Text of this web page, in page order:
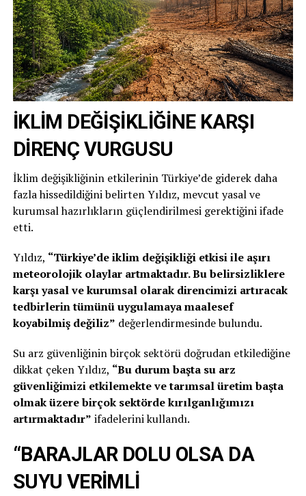
İKLİM DEĞİŞİKLİĞİNE KARŞI
DİRENÇ VURGUSU
İklim değişikliğinin etkilerinin Türkiye’de giderek daha
fazla hissedildiğini belirten Yıldız, mevcut yasal ve
kurumsal hazırlıkların güçlendirilmesi gerektiğini ifade
etti.
Yıldız, “Türkiye’de iklim değişikliği etkisi ile aşırı
meteorolojik olaylar artmaktadır. Bu belirsizliklere
karşı yasal ve kurumsal olarak direncimizi artıracak
tedbirlerin tümünü uygulamaya maalesef
koyabilmiş değiliz” değerlendirmesinde bulundu.
Su arz güvenliğinin birçok sektörü doğrudan etkilediğine
dikkat çeken Yıldız, “Bu durum başta su arz
güvenliğimizi etkilemekte ve tarımsal üretim başta
olmak üzere birçok sektörde kırılganlığımızı
artırmaktadır” ifadelerini kullandı.
“BARAJLAR DOLU OLSA DA
SUYU VERİMLİ